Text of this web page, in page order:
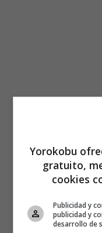
Yorokobu
gratuito,
cookies
Publicidad y
publicidad y
desarrollo de